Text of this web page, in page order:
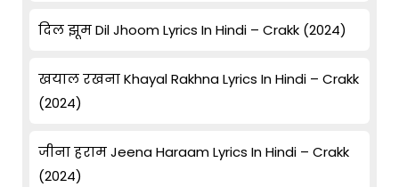
दिल झूम Dil Jhoom Lyrics In Hindi – Crakk (2024)
खयाल रखना Khayal Rakhna Lyrics In Hindi – Crakk
(2024)
जीना हराम Jeena Haraam Lyrics In Hindi – Crakk
(2024)